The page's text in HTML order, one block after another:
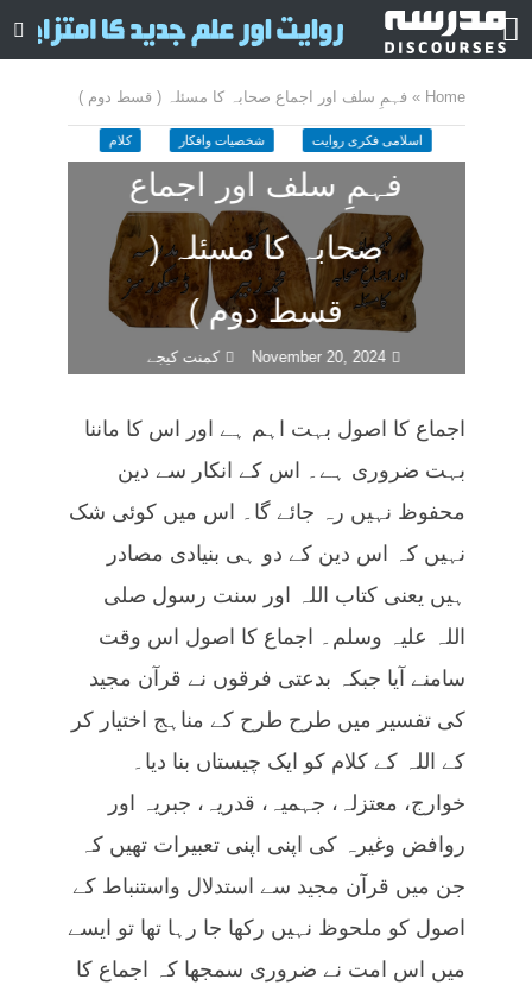
Home
»فہمِ سلف اور اجماع صحابہ کا مسئلہ ( قسط دوم )
اسلامی فکری روایت شخصیات وافکار کلام
فہمِ سلف اور اجماع
صحابہ کا مسئلہ (
قسط دوم )
November 20, 2024
کمنت کیجے
اجماع کا اصول بہت اہم ہے اور اس کا ماننا
بہت ضروری ہے۔ اس کے انکار سے دین
محفوظ نہیں رہ جائے گا۔ اس میں کوئی شک
نہیں کہ اس دین کے دو ہی بنیادی مصادر
ہیں یعنی کتاب اللہ اور سنت رسول صلی
اللہ علیہ وسلم۔ اجماع کا اصول اس وقت
سامنے آیا جبکہ بدعتی فرقوں نے قرآن مجید
کی تفسیر میں طرح طرح کے مناہج اختیار کر
کے اللہ کے کلام کو ایک چیستاں بنا دیا۔
خوارج، معتزلہ، جہمیہ، قدریہ، جبریہ اور
روافض وغیرہ کی اپنی اپنی تعبیرات تھیں کہ
جن میں قرآن مجید سے استدلال واستنباط کے
اصول کو ملحوظ نہیں رکھا جا رہا تھا تو ایسے
میں اس امت نے ضروری سمجھا کہ اجماع کا